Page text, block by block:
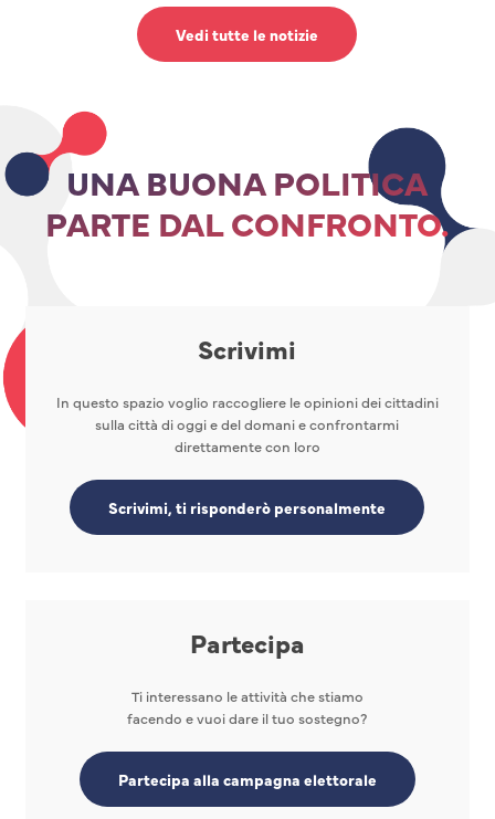
Vedi tutte le notizie
UNA BUONA POLITICA
PARTE DAL CONFRONTO.
Scrivimi
In questo spazio voglio raccogliere le opinioni dei cittadini
sulla città di oggi e del domani e confrontarmi
direttamente con loro
Scrivimi, ti risponderò personalmente
Partecipa
Ti interessano le attività che stiamo
facendo e vuoi dare il tuo sostegno?
Partecipa alla campagna elettorale